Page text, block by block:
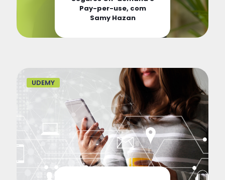
Pay-per-use, com
Samy Hazan
UDEMY